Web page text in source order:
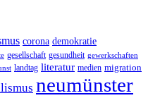
corona demokratie
gesellschaft gesundheit gewerkschaften
landtag literatur medien migration
neumünster